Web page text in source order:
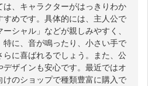
、キャラクターがはっきりわか
すめです。具体的には、主人公で
シャル」などが親しみやすく、
特に、音が鳴ったり、小さい手で
らに喜ばれるでしょう。また、公
ザインも安心です。最近ではオ
けのショップで種類豊富に購入で